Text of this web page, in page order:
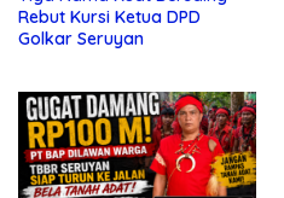
Rebut Kursi Ketua DPD
Golkar Seruyan